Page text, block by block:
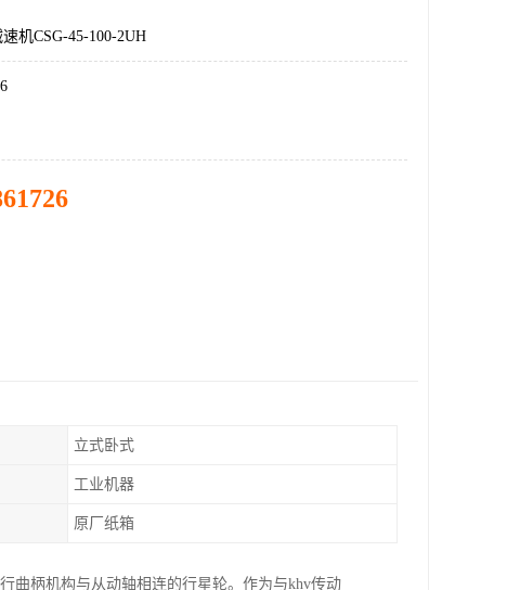
机CSG-45-100-2UH
立式卧式
工业机器
原厂纸箱
曲柄机构与从动轴相连的行星轮。作为与khv传动